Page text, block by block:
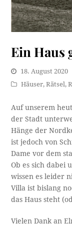
Ein Haus
18. August 2020
Häuser,Rätsel,
Auf unserem
der Stadt
Hänge der
ist jedoch von
Dame vor dem
Ob es sich dabei
wissen es leider
Villa ist bislang
das Haus steht
Vielen Dank an